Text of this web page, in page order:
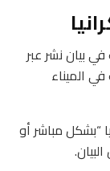
بيان نشر عبر
الميناء
“بشكل مباشر أو